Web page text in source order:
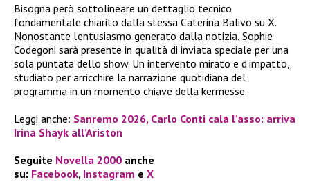
Bisogna però sottolineare un dettaglio tecnico
fondamentale chiarito dalla stessa Caterina Balivo su X.
Nonostante l’entusiasmo generato dalla notizia, Sophie
Codegoni sarà presente in qualità di inviata speciale per una
sola puntata dello show. Un intervento mirato e d’impatto,
studiato per arricchire la narrazione quotidiana del
programma in un momento chiave della kermesse.
Leggi anche: Sanremo 2026, Carlo Conti cala l’asso: arriva
Irina Shayk all’Ariston
Seguite Novella 2000 anche
su: Facebook, Instagram e X